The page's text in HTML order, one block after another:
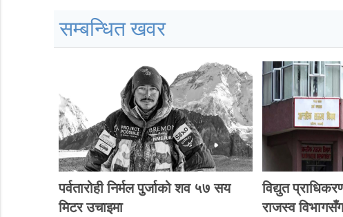
सम्बन्धित खवर
पर्वतारोही निर्मल पुर्जाको शव ५७ सय
मिटर उचाइमा
विद्युत
राजस्व